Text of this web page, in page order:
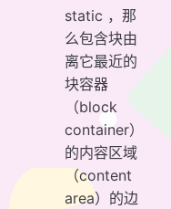
static ，那
么包含块由
离它最近的
块容器
（block
container）
的内容区域
（content
area）的边